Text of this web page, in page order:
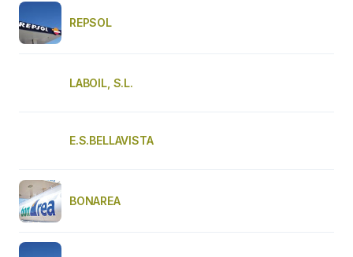
REPSOL
LABOIL, S.L.
E.S.BELLAVISTA
BONAREA